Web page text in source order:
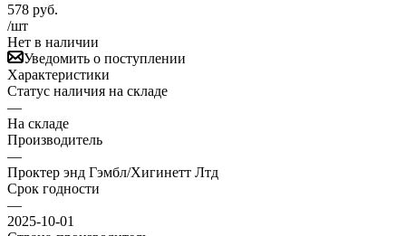
578 руб.
/шт
Нет в наличии
Уведомить о поступлении
Характеристики
Статус наличия на складе
—
На складе
Производитель
—
Проктер энд Гэмбл/Хигинетт Лтд
Срок годности
—
2025-10-01